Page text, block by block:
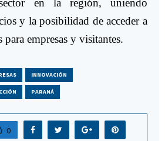
en la región, uniendo
y la posibilidad de acceder a
empresas y visitantes.
INNOVACIÓN
PARANÁ
0